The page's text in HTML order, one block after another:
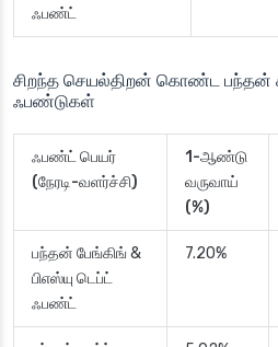
ஃபண்ட்
சிறந்த செயல்திறன் கொண்ட பந்தன்
ஃபண்டுகள்
ஃபண்ட் பெயர்
(நேரடி-வளர்ச்சி)
1-ஆண்டு
வருவாய்
(%)
பந்தன் பேங்கிங் &
பிஎஸ்யு டெப்ட்
ஃபண்ட்
7.20%